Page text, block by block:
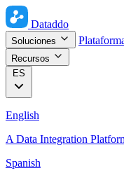
Dataddo
Soluciones
Recursos
ES
English
A Data Integration
Spanish